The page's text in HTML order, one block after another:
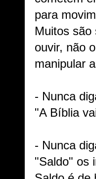
para
Muitos
ouvir, não
manipular
- Nunca
"A Bíblia
- Nunca
"Saldo" os